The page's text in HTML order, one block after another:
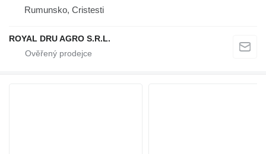
Rumunsko, Cristesti
ROYAL DRU AGRO S.R.L.